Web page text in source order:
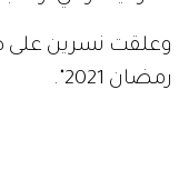
وعلقت نسرين على
رمضان 2021".